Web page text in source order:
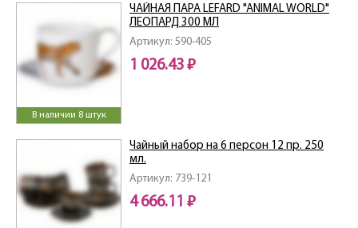
В наличии 8 штук
Артикул: 590-405
ЧАЙНАЯ ПАРА LEFARD "ANIMAL WORLD"
ЛЕОПАРД 300 МЛ
1 026.43 ₽
Артикул: 739-121
Чайный набор на 6 персон 12 пр. 250
мл.
4 666.11 ₽